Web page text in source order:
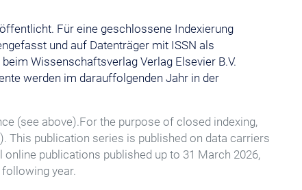
Für eine geschlossene Indexierung
und auf Datenträger mit ISSN als
Wissenschaftsverlag Verlag Elsevier B.V.
werden im darauffolgenden Jahr in der
(see above).For the purpose of closed indexing,
This publication series is published on data carriers
publications published up to 31 March 2026,
year.